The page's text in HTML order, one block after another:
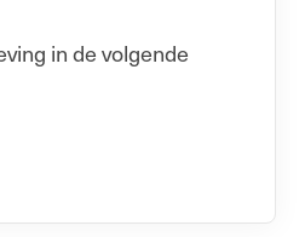
in de volgende